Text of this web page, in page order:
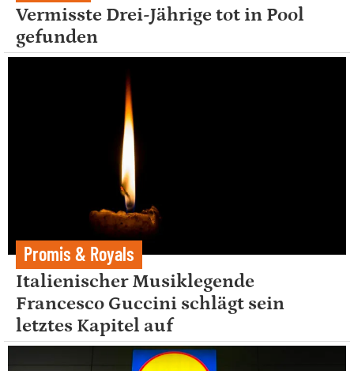
Vermisste Drei-Jährige tot in Pool
gefunden
Promis & Royals
Italienischer Musiklegende
Francesco Guccini schlägt sein
letztes Kapitel auf